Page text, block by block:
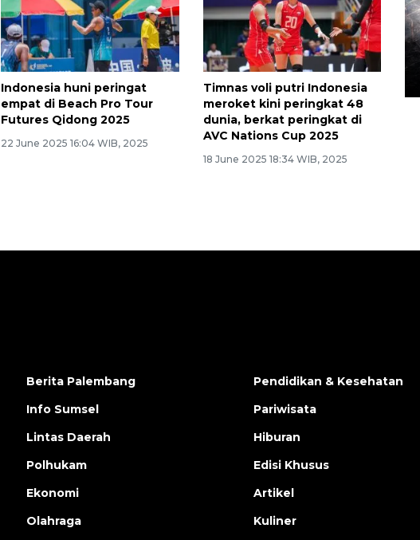
Indonesia huni peringat
empat di Beach Pro Tour
Futures Qidong 2025
22 June 2025 16:04 WIB, 2025
Timnas voli putri Indonesia
meroket kini peringkat 48
dunia, berkat peringkat di
AVC Nations Cup 2025
18 June 2025 18:34 WIB, 2025
Alokasi anggaran untuk bibit
kopi arabika Gayo
Berita Palembang
Info Sumsel
Lintas Daerah
Polhukam
Ekonomi
Olahraga
Pendidikan & Kesehatan
Pariwisata
Hiburan
Edisi Khusus
Artikel
Kuliner